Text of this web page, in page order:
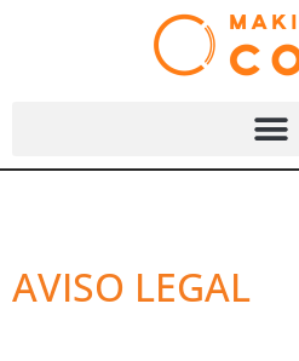
AVISO LEGAL